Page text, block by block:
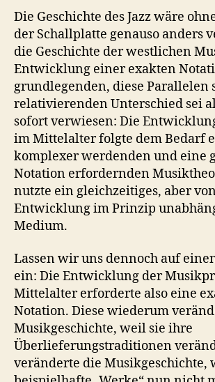
Die Geschichte des Jazz wäre
der Schallplatte genauso anders
die Geschichte der westlichen
Entwicklung einer exakten
grundlegenden, diese Parallelen
relativierenden Unterschied sei
sofort verwiesen: Die
im Mittelalter folgte dem Bedarf
komplexer werdenden und eine
Notation erfordernden
nutzte ein gleichzeitiges, aber
Entwicklung im Prinzip
Medium.
Lassen wir uns dennoch auf
ein: Die Entwicklung der
Mittelalter erforderte also eine
Notation. Diese wiederum
Musikgeschichte, weil sie ihre
Überlieferungstraditionen
veränderte die Musikgeschichte,